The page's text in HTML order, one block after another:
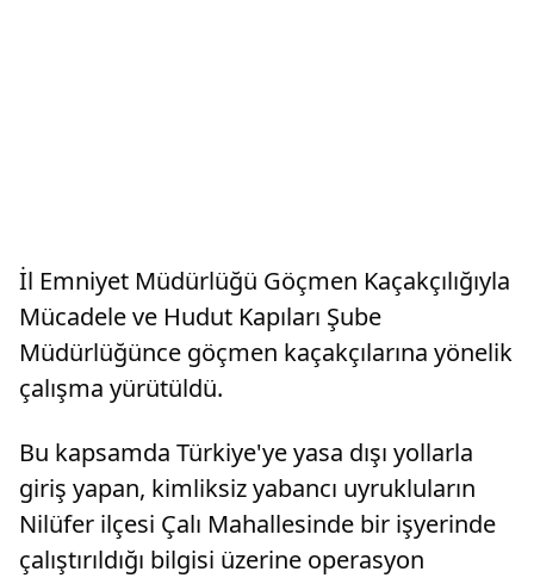
İl Emniyet Müdürlüğü Göçmen Kaçakçılığıyla
Mücadele ve Hudut Kapıları Şube
Müdürlüğünce göçmen kaçakçılarına yönelik
çalışma yürütüldü.
Bu kapsamda Türkiye'ye yasa dışı yollarla
giriş yapan, kimliksiz yabancı uyrukluların
Nilüfer ilçesi Çalı Mahallesinde bir işyerinde
çalıştırıldığı bilgisi üzerine operasyon